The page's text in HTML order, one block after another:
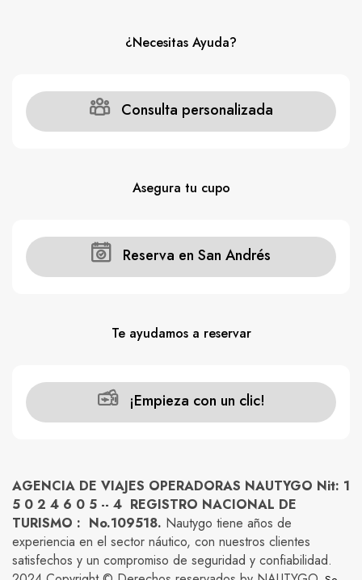
¿Necesitas Ayuda?
Consulta personalizada
Asegura tu cupo
Reserva en San Andrés
Te ayudamos a reservar
¡Empieza con un clic!
AGENCIA DE VIAJES OPERADORAS NAUTYGO Nit: 1
5 0 2 4 6 0 5 -- 4 REGISTRO NACIONAL DE
TURISMO : No.109518. Nautygo tiene años de
experiencia en el sector náutico, con nuestros clientes
satisfechos y un compromiso de seguridad y confiabilidad.